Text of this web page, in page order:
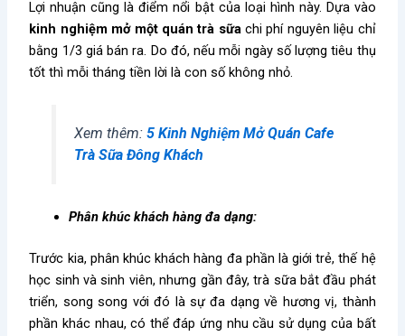
Lợi nhuận cũng là điểm nổi bật của loại hình này. Dựa vào
kinh nghiệm mở một quán trà sữachi phí nguyên liệu chỉ
bằng 1/3 giá bán ra. Do đó, nếu mỗi ngày số lượng tiêu thụ
tốt thì mỗi tháng tiền lời là con số không nhỏ.
Xem thêm: 5 Kinh Nghiệm Mở Quán Cafe
Trà Sữa Đông Khách
Phân khúc khách hàng đa dạng:
Trước kia, phân khúc khách hàng đa phần là giới trẻ, thế hệ
học sinh và sinh viên, nhưng gần đây, trà sữa bắt đầu phát
triển, song song với đó là sự đa dạng về hương vị, thành
phần khác nhau, có thể đáp ứng nhu cầu sử dụng của bất